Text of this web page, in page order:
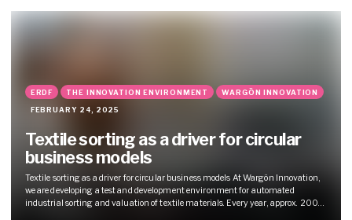
ERDF THE INNOVATION ENVIRONMENT
WARGÖN INNOVATION
FEBRUARY 24, 2025
Textile sorting as a driver for circular
business models
Textile sorting as a driver for circular business models At Wargön Innovation,
we are developing a test and development environment for automated
industrial sorting and valuation of textile materials. Every year, approx. 200